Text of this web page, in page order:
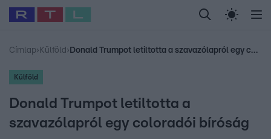
Legfrissebb RTL Híradó Randi Celeb vagyok,
Babits Marcella Most Wanted Gallusz
Címlap› Külföld › Donald Trumpot letiltotta a szavazólapról egy coloradói bíróság
Külföld
Donald Trumpot letiltotta a
szavazólapról egy coloradói bíróság